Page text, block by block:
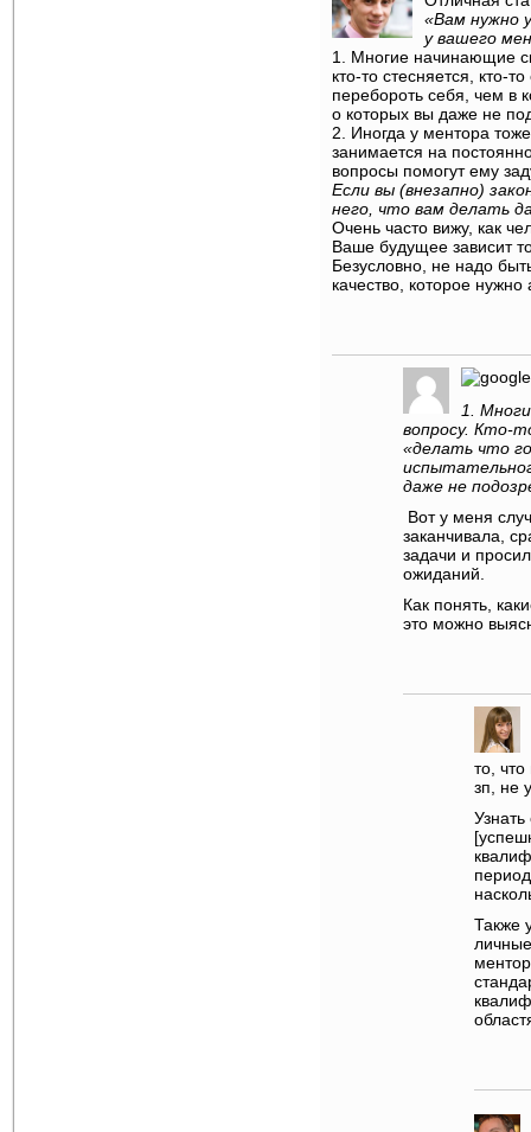
«Вам нужно
у вашего
1. Многие начинающие
кто-то стесняется, кто-
перебороть себя, чем в
о которых вы даже не
2. Иногда у ментора
занимается на
вопросы помогут ему
Если вы (внезапно)
него, что вам делать
Очень часто вижу, как
Ваше будущее зависит
Безусловно, не надо
качество, которое
1.
вопросу. Кто-
«делать что
даже не
Вот у меня
заканчивала,
задачи и
ожиданий.
Как понять,
это можно
то,
зп, не
Также